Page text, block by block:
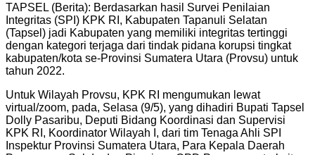
TAPSEL (Berita): Berdasarkan hasil Survei Penilaian
Integritas (SPI) KPK RI, Kabupaten Tapanuli Selatan
(Tapsel) jadi Kabupaten yang memiliki integritas tertinggi
dengan kategori terjaga dari tindak pidana korupsi tingkat
kabupaten/kota se-Provinsi Sumatera Utara (Provsu) untuk
tahun 2022.
Untuk Wilayah Provsu, KPK RI mengumukan lewat
virtual/zoom, pada, Selasa (9/5), yang dihadiri Bupati Tapsel
Dolly Pasaribu, Deputi Bidang Koordinasi dan Supervisi
KPK RI, Koordinator Wilayah I, dari tim Tenaga Ahli SPI
Inspektur Provinsi Sumatera Utara, Para Kepala Daerah